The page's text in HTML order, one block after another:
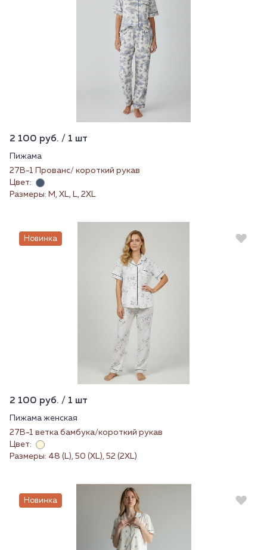
2 100 руб. / 1 шт
Пижама
27В-1 Прованс/ короткий рукав
Цвет:
Размеры: M, XL, L, 2XL
Новинка
2 100 руб. / 1 шт
Пижама женская
27В-1 ветка бамбука/короткий рукав
Цвет:
Размеры: 48 (L), 50 (XL), 52 (2XL)
Новинка